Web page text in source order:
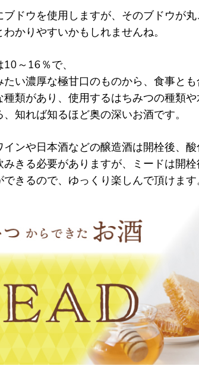
ブドウを使用しますが、そのブドウが
かりやすいかもしれませんね。
～16％で、
い濃厚な極甘口のものから、食事と
種類があり、使用するはちみつの種類
知れば知るほど奥の深いお酒です。
インや日本酒などの醸造酒は開栓後、
きる必要がありますが、ミードは開
きるので、ゆっくり楽しんで頂けます